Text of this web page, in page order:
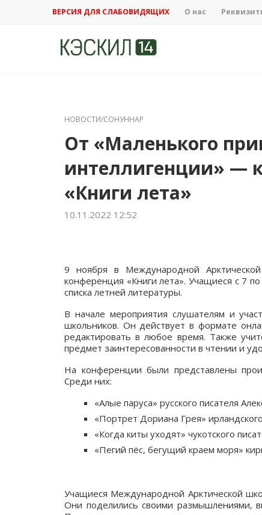
ВЕРСИЯ ДЛЯ СЛАБОВИДЯЩИХ О нас
НОВОСТИ/СОНУННАР
От «Маленького
интеллигенции» —
«Книги лета»
10.11.2022 12:52
9 ноября в Международной
конференция «Книги лета». Учащиеся с 7
списка летней литературы.
В начале мероприятия слушателям и
школьников. Он действует в формате
редактировать в любое время. Также
предмет заинтересованности в чтении и
На конференции были представлены
Среди них:
«Алые паруса» русского писателя
«Портрет Дориана Грея»
«Когда киты уходят» чукотского
«Пегий пёс, бегущий краем моря»
Учащиеся Международной Арктической
Они поделились своими размышлениями,